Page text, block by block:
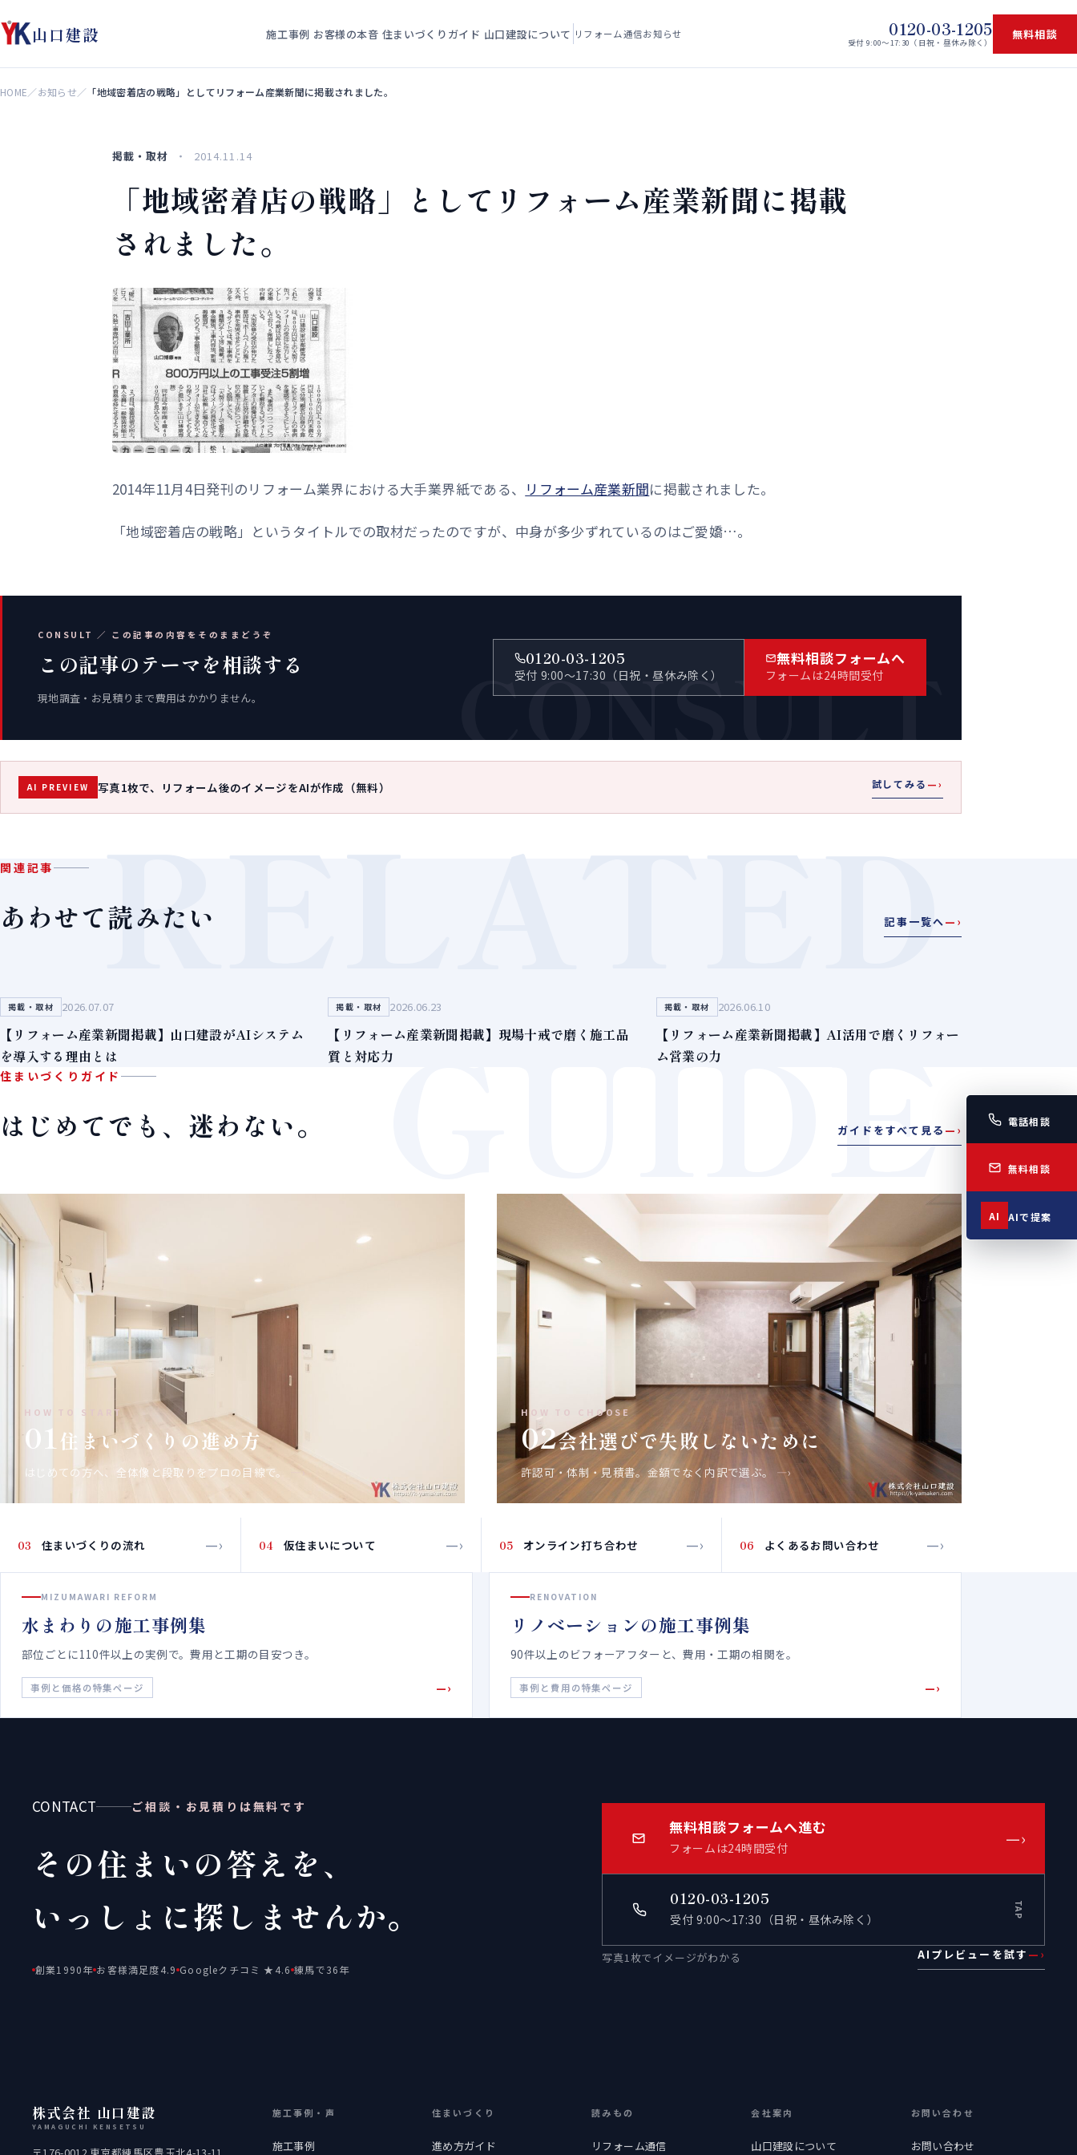
山口建設 施工事例 お客様の本音 住まいづくりガイド 山口建設について リフォーム通信お知らせ 0120-03-1205
受付 9:00〜17:30（日祝・昼休み除く）
無料相談
HOME／お知らせ／ 「地域密着店の戦略」としてリフォーム産業新聞に掲載されました。
掲載・取材 2014.11.14
「地域密着店の戦略」としてリフォーム産業新聞に掲載
されました。
2014年11月4日発刊のリフォーム業界における大手業界紙である、 リフォーム産業新聞に掲載されました。
「地域密着店の戦略」というタイトルでの取材だったのですが、中身が多少ずれているのはご愛嬌…。
CONSULT
CONSULT ／ この記事の内容をそのままどうぞ
この記事のテーマを相談する
現地調査・お見積りまで費用はかかりません。
0120-03-1205
受付 9:00〜17:30（日祝・昼休み除く）
無料相談フォームへ
フォームは24時間受付
AI PREVIEW 写真1枚で、リフォーム後のイメージをAIが作成（無料） 試してみる —›
RELATED
関連記事
あわせて読みたい 記事一覧へ—›
掲載・取材 2026.07.07
【リフォーム産業新聞掲載】山口建設がAIシステム
を導入する理由とは
掲載・取材 2026.06.23
【リフォーム産業新聞掲載】現場十戒で磨く施工品
質と対応力
掲載・取材 2026.06.10
【リフォーム産業新聞掲載】AI活用で磨くリフォー
ム営業の力
GUIDE
住まいづくりガイド
はじめてでも、迷わない。 ガイドをすべて見る —›
HOW TO START
01住まいづくりの進め方
はじめての方へ、全体像と段取りをプロの目線で。 —›
HOW TO CHOOSE
02会社選びで失敗しないために
許認可・体制・見積書。金額でなく内訳で選ぶ。 —›
03 住まいづくりの流れ —› 04 仮住まいについて —› 05 オンライン打ち合わせ —› 06 よくあるお問い合わせ —›
MIZUMAWARI REFORM
水まわりの施工事例集
部位ごとに110件以上の実例で。費用と工期の目安つき。
事例と価格の特集ページ —›
RENOVATION
リノベーションの施工事例集
90件以上のビフォーアフターと、費用・工期の相関を。
事例と費用の特集ページ —›
CONTACT ご相談・お見積りは無料です
その住まいの答えを、
いっしょに探しませんか。
創業1990年 お客様満足度4.9 Googleクチコミ ★4.6 練馬で36年
無料相談フォームへ進む
フォームは24時間受付 —›
0120-03-1205
受付 9:00〜17:30（日祝・昼休み除く） TAP
写真1枚でイメージがわかる AIプレビューを試す —›
株式会社 山口建設
YAMAGUCHI KENSETSU
施工事例・声
施工事例
住まいづくり
進め方ガイド
読みもの
リフォーム通信
会社案内
山口建設について
お問い合わせ
お問い合わせ
電話相談
無料相談
AI AIで提案